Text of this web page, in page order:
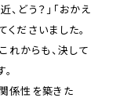
、どう？」「おかえ
くださいました。
れからも、決して
係性を築きた